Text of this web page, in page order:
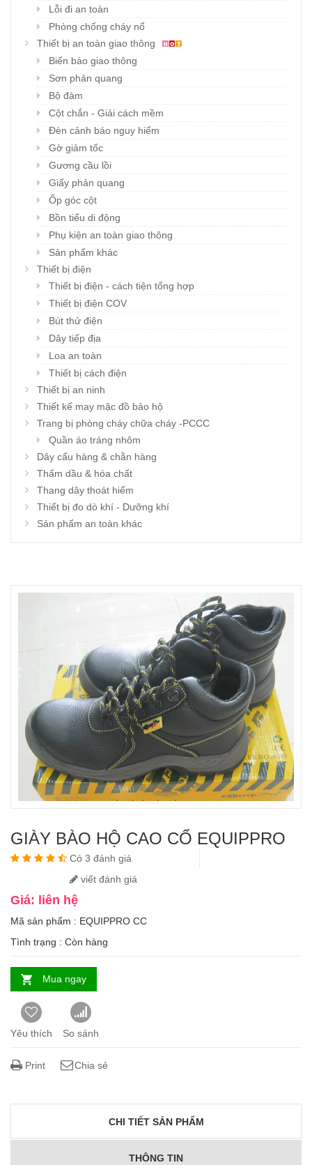
Lỗi đi an toàn
Phòng chống cháy nổ
Thiết bị an toàn giao thông
Biển báo giao thông
Sơn phản quang
Bộ đàm
Cột chắn - Giải cách mềm
Đèn cảnh báo nguy hiểm
Gờ giảm tốc
Gương cầu lồi
Giấy phản quang
Ốp góc cột
Bồn tiểu di động
Phụ kiện an toàn giao thông
Sản phẩm khác
Thiết bị điện
Thiết bị điện - cách tiện tổng hợp
Thiết bị điện COV
Bút thử điện
Dây tiếp địa
Loa an toàn
Thiết bị cách điện
Thiết bị an ninh
Thiết kế may mặc đồ bảo hộ
Trang bị phòng cháy chữa cháy -PCCC
Quần áo tráng nhôm
Dây cẩu hàng & chằn hàng
Thấm dầu & hóa chất
Thang dây thoát hiểm
Thiết bị đo dò khí - Dưỡng khí
Sản phẩm an toàn khác
GIÀY BÀO HỘ CAO CỔ EQUIPPRO
Có 3 đánh giá
viết đánh giá
Giá: liên hệ
Mã sản phẩm : EQUIPPRO CC
Tình trạng : Còn hàng
Mua ngay
Yêu thích So sánh
Print Chia sẻ
CHI TIẾT SẢN PHẨM
THÔNG TIN